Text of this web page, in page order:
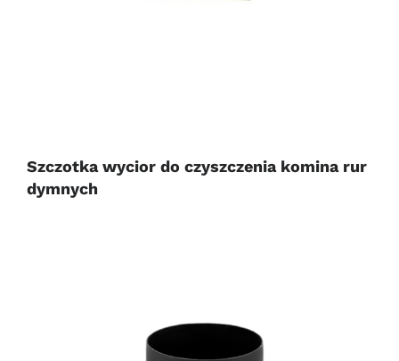
Szczotka wycior do czyszczenia komina rur
dymnych